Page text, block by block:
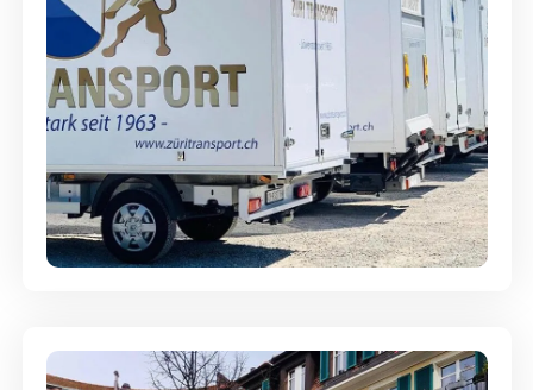
Möbellagerung - Alles sicher
aufbewahrt